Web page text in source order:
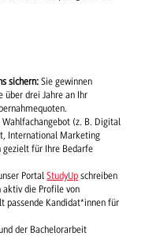
sichern: Sie gewinnen
über drei Jahre an Ihr
Wahlfachangebot (z. B. Digital
International Marketing
gezielt für Ihre Bedarfe
PortalStudyUp schreiben
aktiv die Profile von
passende Kandidat*innen für
der Bachelorarbeit